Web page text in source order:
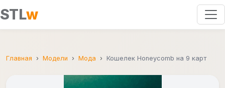
STLw
Главная Модели Мода Кошелек Honeycomb на 9 карт